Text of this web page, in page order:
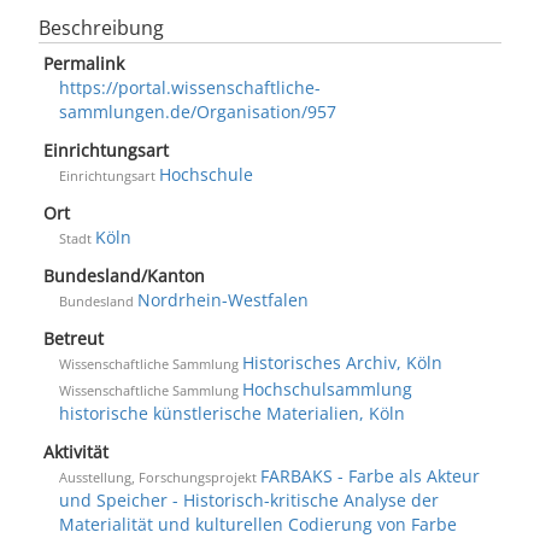
Beschreibung
Permalink
https://portal.wissenschaftliche-
sammlungen.de/Organisation/957
Einrichtungsart
Einrichtungsart Hochschule
Ort
Stadt Köln
Bundesland/Kanton
Bundesland Nordrhein-Westfalen
Betreut
Wissenschaftliche Sammlung Historisches Archiv, Köln
Wissenschaftliche Sammlung Hochschulsammlung
historische künstlerische Materialien, Köln
Aktivität
Ausstellung, Forschungsprojekt FARBAKS - Farbe als Akteur
und Speicher - Historisch-kritische Analyse der
Materialität und kulturellen Codierung von Farbe